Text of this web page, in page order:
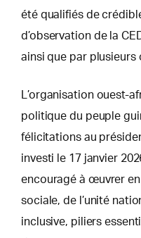
été qualifiés de
d’observation de la
ainsi que par
L’organisation ouest-
politique du peuple
félicitations au
investi le 17 janvier
encouragé à œuvrer
sociale, de l’unité
inclusive, piliers